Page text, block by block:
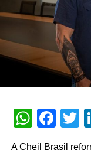
NÃO PERCA
Jairo Okret
A Cheil Brasil